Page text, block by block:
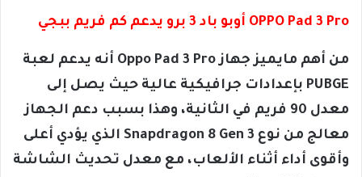
OPPO Pad 3 Pro أوبو باد 3 برو يدعم كم فريم ببجي
من أهم مايميز جهاز Oppo Pad 3 Pro أنه يدعم لعبة
PUBGE بإعدادات جرافيكية عالية حيث يصل إلى
معدل 90 فريم في الثانية، وهذا بسبب دعم الجهاز
معالج من نوع Snapdragon 8 Gen 3 الذي يؤدي أعلى
وأقوى أداء أثناء الألعاب، مع معدل تحديث الشاشة